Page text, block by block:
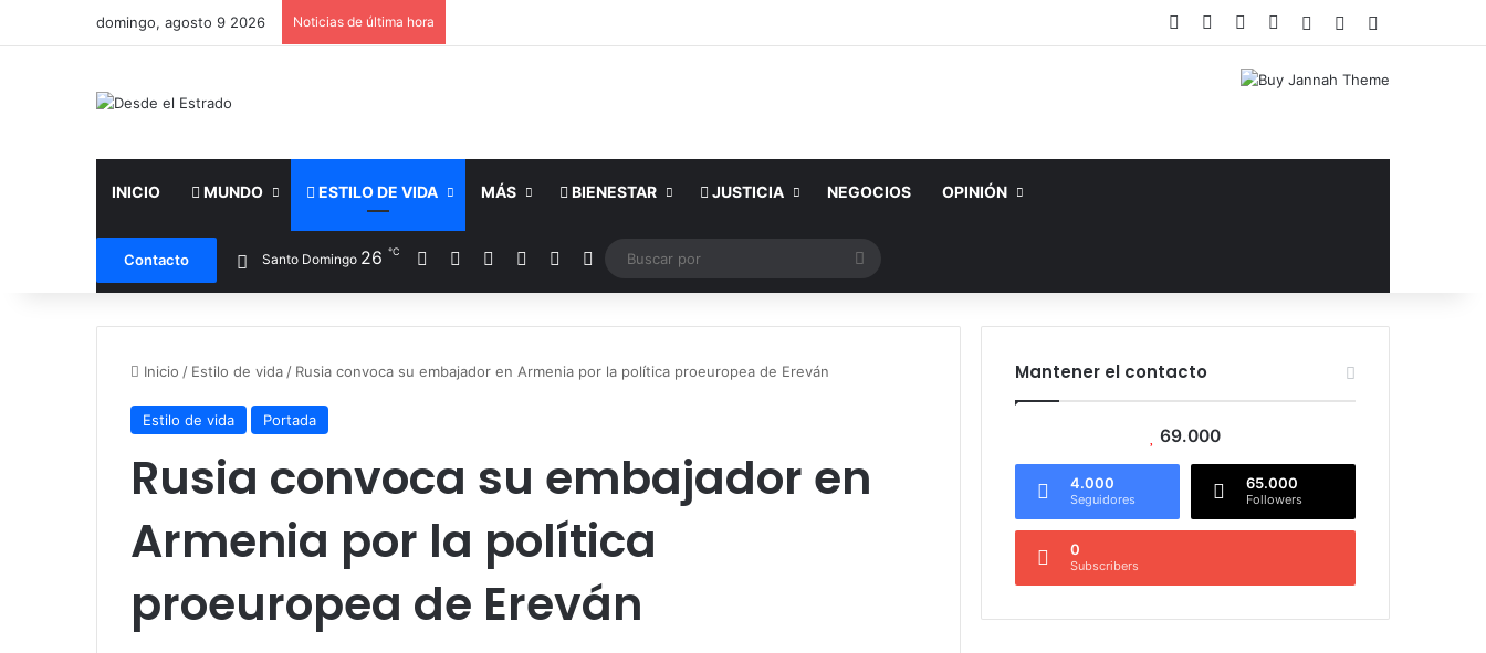
domingo, agosto 9 2026 Noticias de última hora Facebook YouTubeInstagramAccesoPublicación al
INICIO MUNDO ESTILO DE VIDA MÁS BIENESTAR JUSTICIA NEGOCIOS OPINIÓN
Contacto Santo Domingo 26 ℃ Facebook YouTubeInstagramPublicación al azar
Switch skin
Buscar
por
Inicio / Estilo de vida / Rusia convoca su embajador en Armenia por la política proeuropea de Ereván
Estilo de vida Portada
Rusia convoca su embajador en
Armenia por la política
proeuropea de Ereván
Mantener el contacto
69.000
4.000
Seguidores
65.000
Followers
0
Subscribers